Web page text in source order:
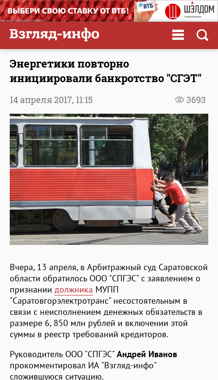
Энергетики повторно
инициировали банкротство "СГЭТ"
3693
14 апреля 2017, 11:15
Вчера, 13 апреля, в Арбитражный суд Саратовской
области обратилось ООО "СПГЭС" с заявлением о
признании должника МУПП
"Саратовгорэлектротранс" несостоятельным в
связи с неисполнением денежных обязательств в
размере 6, 850 млн рублей и включении этой
суммы в реестр требований кредиторов.
Руководитель ООО "СПГЭС" Андрей Иванов
прокомментировал ИА "Взгляд-инфо"
сложившуюся ситуацию.